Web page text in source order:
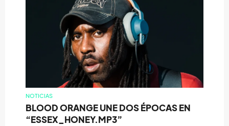
NOTICIAS
BLOOD ORANGE UNE DOS ÉPOCAS EN
“ESSEX_HONEY.MP3”